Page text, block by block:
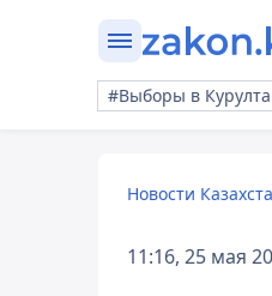
#Выборы в
Новости
11:16, 25 мая